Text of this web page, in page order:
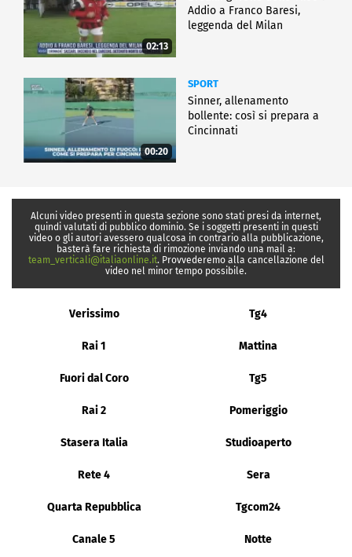
02:13
Addio a Franco Baresi,
leggenda del Milan
00:20
SPORT
Sinner, allenamento
bollente: così si prepara a
Cincinnati
Alcuni video presenti in questa sezione sono stati presi da internet,
quindi valutati di pubblico dominio. Se i soggetti presenti in questi
video o gli autori avessero qualcosa in contrario alla pubblicazione,
basterà fare richiesta di rimozione inviando una mail a:
team_verticali@italiaonline.it. Provvederemo alla cancellazione del
video nel minor tempo possibile.
Verissimo Tg4
Rai 1 Mattina
Fuori dal Coro Tg5
Rai 2 Pomeriggio
Stasera Italia Studioaperto
Rete 4 Sera
Quarta Repubblica Tgcom24
Canale 5 Notte